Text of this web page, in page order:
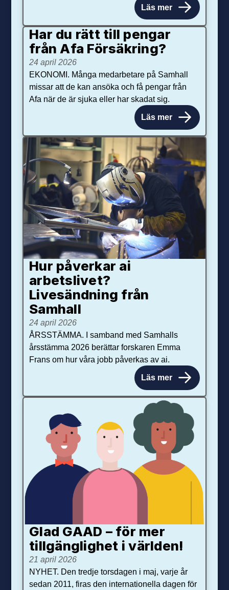
Läs mer
Har du rätt till pengar
från Afa Försäkring?
24 april 2026
EKONOMI. Många medarbetare på Samhall
missar att de kan ansöka och få pengar från
Afa när de är sjuka eller har skadat sig.
Läs mer
Hur påverkar ai
arbetslivet?
Livesändning från
Samhall
24 april 2026
ÅRSSTÄMMA. I samband med Samhalls
årsstämma 2026 berättar forskaren Emma
Frans om hur våra jobb påverkas av ai.
Läs mer
Glad GAAD – för mer
tillgänglighet i världen!
21 april 2026
NYHET. Den tredje torsdagen i maj, varje år
sedan 2011, firas den internationella dagen för